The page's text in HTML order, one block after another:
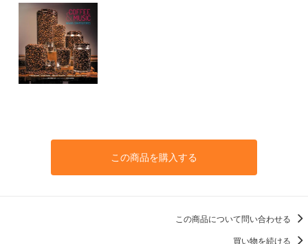
この商品を購入する
この商品について問い合わせる
買い物を続ける